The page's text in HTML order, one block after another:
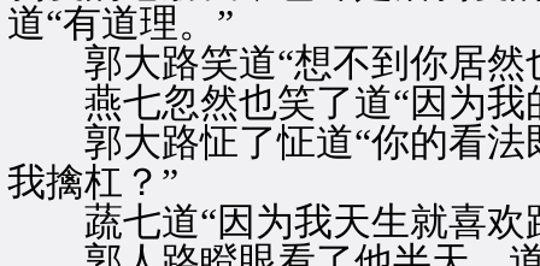
道“有道理。”
郭大路笑道“想不到你居然
燕七忽然也笑了道“因为我
郭大路怔了怔道“你的看法
我擒杠？”
蔬七道“因为我天生就喜欢